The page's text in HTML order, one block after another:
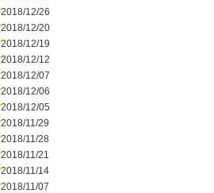
2018/12/26
2018/12/20
2018/12/19
2018/12/12
2018/12/07
2018/12/06
2018/12/05
2018/11/29
2018/11/28
2018/11/21
2018/11/14
2018/11/07